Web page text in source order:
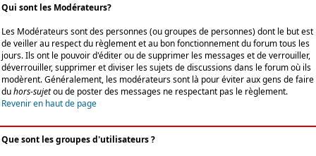
Qui sont les Modérateurs?
Les Modérateurs sont des personnes (ou groupes de personnes) dont le but est
de veiller au respect du règlement et au bon fonctionnement du forum tous les
jours. Ils ont le pouvoir d'éditer ou de supprimer les messages et de verrouiller,
déverrouiller, supprimer et diviser les sujets de discussions dans le forum où ils
modèrent. Généralement, les modérateurs sont là pour éviter aux gens de faire
duhors-sujetou de poster des messages ne respectant pas le règlement.
Revenir en haut de page
Que sont les groupes d'utilisateurs ?